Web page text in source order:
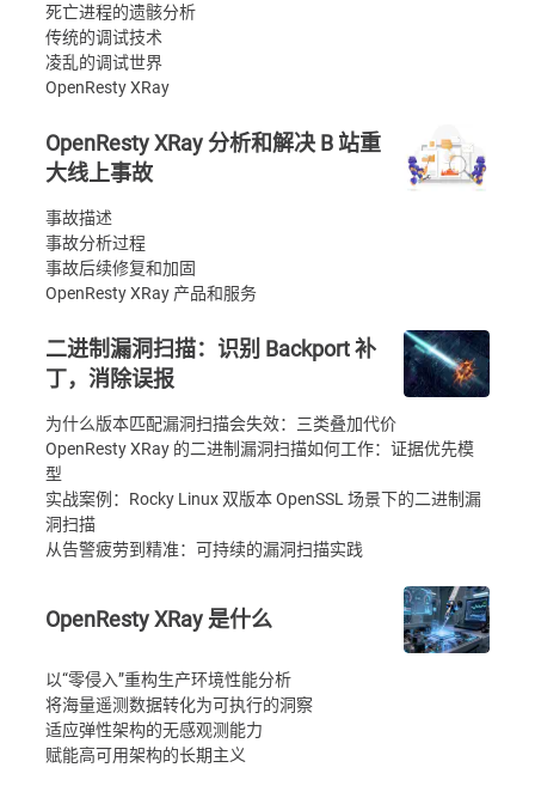
死亡进程的遗骸分析
传统的调试技术
凌乱的调试世界
OpenResty XRay
OpenResty XRay 分析和解决 B 站重
大线上事故
事故描述
事故分析过程
事故后续修复和加固
OpenResty XRay 产品和服务
二进制漏洞扫描：识别 Backport 补
丁，消除误报
为什么版本匹配漏洞扫描会失效：三类叠加代价
OpenResty XRay 的二进制漏洞扫描如何工作：证据优先模
型
实战案例：Rocky Linux 双版本 OpenSSL 场景下的二进制漏
洞扫描
从告警疲劳到精准：可持续的漏洞扫描实践
OpenResty XRay 是什么
以“零侵入”重构生产环境性能分析
将海量遥测数据转化为可执行的洞察
适应弹性架构的无感观测能力
赋能高可用架构的长期主义